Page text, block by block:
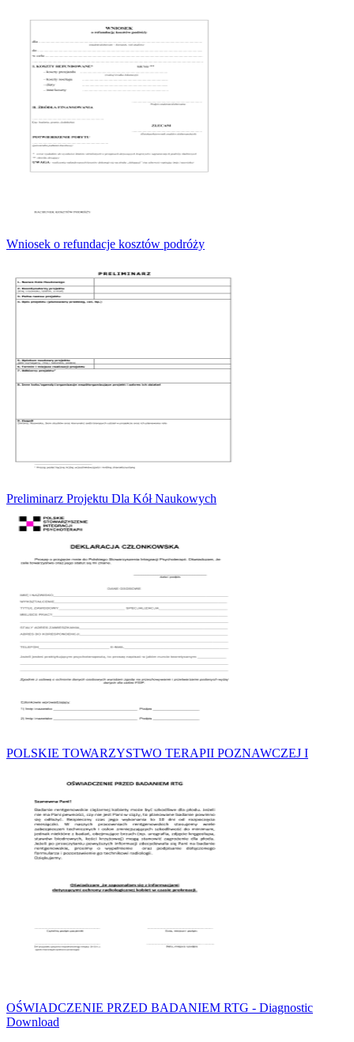
Wniosek o refundacje kosztów podróży
Preliminarz Projektu Dla Kół Naukowych
POLSKIE TOWARZYSTWO TERAPII POZNAWCZEJ I
OŚWIADCZENIE PRZED BADANIEM RTG - Diagnostic
Download